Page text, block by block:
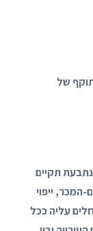
של
תקיים
המכר, ייפוי
עליה ככל